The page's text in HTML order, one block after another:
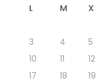
L M X
3
4 5
10
11 12
17
18 19